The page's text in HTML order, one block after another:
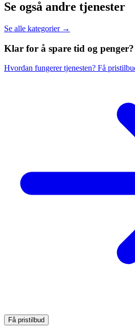
Se også andre tjenester
Se alle kategorier →
Klar for å spare tid og penger?
Hvordan fungerer tjenesten? Få
Få pristilbud